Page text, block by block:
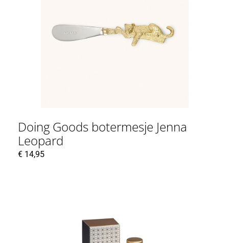
Doing Goods botermesje Jenna
Leopard
€ 14,95